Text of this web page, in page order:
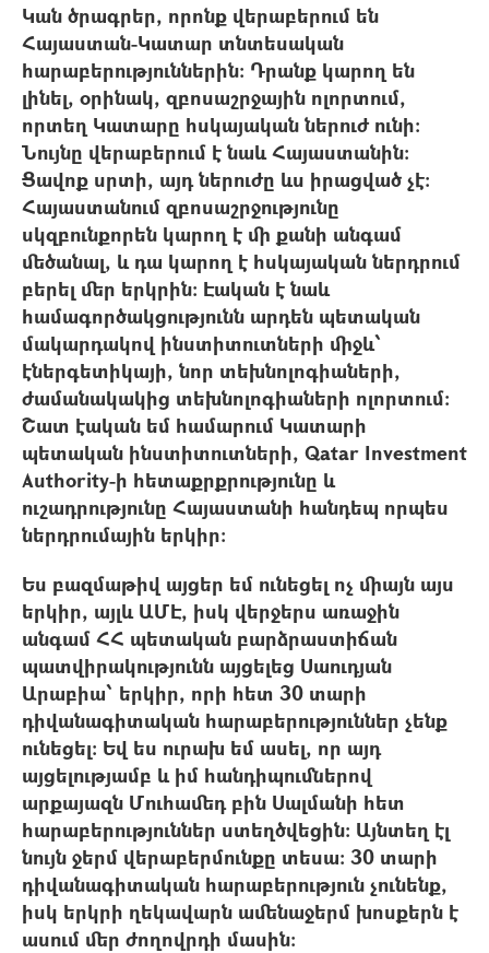
Կան ծրագրեր, որոնք վերաբերում են
Հայաստան-Կատար տնտեսական
հարաբերություններին: Դրանք կարող են
լինել, օրինակ, զբոսաշրջային ոլորտում,
որտեղ Կատարը հսկայական ներուժ ունի:
Նույնը վերաբերում է նաև Հայաստանին:
Ցավոք սրտի, այդ ներուժը ևս իրացված չէ:
Հայաստանում զբոսաշրջությունը
սկզբունքորեն կարող է մի քանի անգամ
մեծանալ, և դա կարող է հսկայական ներդրում
բերել մեր երկրին: Էական է նաև
համագործակցությունն արդեն պետական
մակարդակով ինստիտուտների միջև՝
էներգետիկայի, նոր տեխնոլոգիաների,
ժամանակակից տեխնոլոգիաների ոլորտում:
Շատ էական եմ համարում Կատարի
պետական ինստիտուտների, Qatar Investment
Authority-ի հետաքրքրությունը և
ուշադրությունը Հայաստանի հանդեպ որպես
ներդրումային երկիր:
Ես բազմաթիվ այցեր եմ ունեցել ոչ միայն այս
երկիր, այլև ԱՄԷ, իսկ վերջերս առաջին
անգամ ՀՀ պետական բարձրաստիճան
պատվիրակությունն այցելեց Սաուդյան
Արաբիա՝ երկիր, որի հետ 30 տարի
դիվանագիտական հարաբերություններ չենք
ունեցել: Եվ ես ուրախ եմ ասել, որ այդ
այցելությամբ և իմ հանդիպումներով
արքայազն Մուհամեդ բին Սալմանի հետ
հարաբերություններ ստեղծվեցին: Այնտեղ էլ
նույն ջերմ վերաբերմունքը տեսա: 30 տարի
դիվանագիտական հարաբերություն չունենք,
իսկ երկրի ղեկավարն ամենաջերմ խոսքերն է
ասում մեր ժողովրդի մասին: